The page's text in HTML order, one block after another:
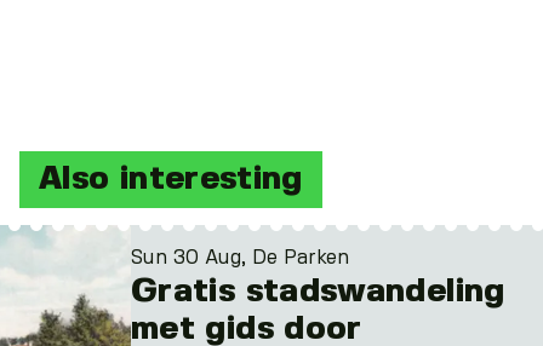
Also interesting
Sun 30 Aug, De Parken
Gratis stadswandeling
met gids door